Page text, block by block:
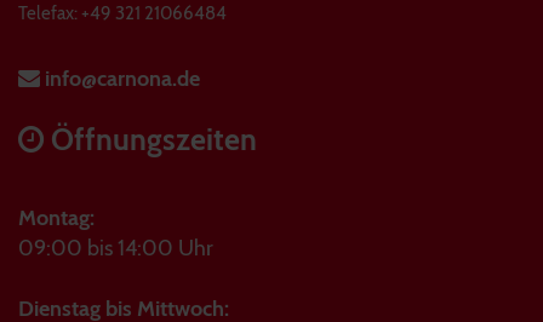
Telefax: +49 321 21066484
info@carnona.de
Öffnungszeiten
Montag:
09:00 bis 14:00 Uhr
Dienstag bis Mittwoch: